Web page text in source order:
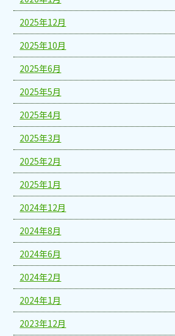
2025年12月
2025年10月
2025年6月
2025年5月
2025年4月
2025年3月
2025年2月
2025年1月
2024年12月
2024年8月
2024年6月
2024年2月
2024年1月
2023年12月